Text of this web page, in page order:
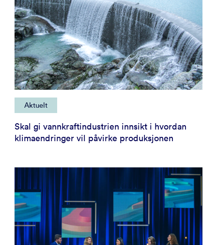
Aktuelt
Skal gi vannkraftindustrien innsikt i hvordan
klimaendringer vil påvirke produksjonen